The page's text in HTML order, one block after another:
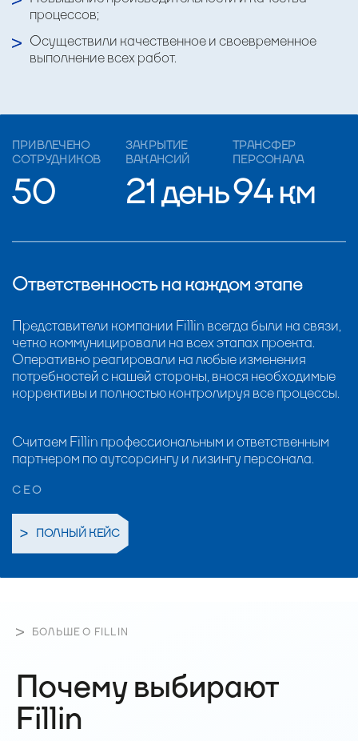
процессов;
Осуществили качественное и своевременное
выполнение всех работ.
ПРИВЛЕЧЕНО
СОТРУДНИКОВ
50
ЗАКРЫТИЕ
ВАКАНСИЙ
21 день
ТРАНСФЕР
ПЕРСОНАЛА
94 км
Ответственность на каждом этапе
Представители компании Fillin всегда были на связи,
четко коммуницировали на всех этапах проекта.
Оперативно реагировали на любые изменения
потребностей с нашей стороны, внося необходимые
коррективы и полностью контролируя все процессы.
Считаем Fillin профессиональным и ответственным
партнером по аутсорсингу и лизингу персонала.
CEO
ПОЛНЫЙ КЕЙС
БОЛЬШЕ О FILLIN
Почему выбирают
Fillin